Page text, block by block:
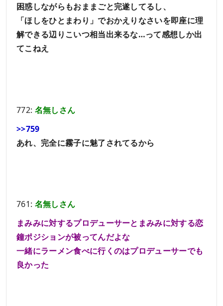
困惑しながらもおままごと完遂してるし、
「ほしをひとまわり」でおかえりなさいを即座に理
解できる辺りこいつ相当出来るな…って感想しか出
てこねえ
772: 名無しさん
>>759
あれ、完全に霧子に魅了されてるから
761: 名無しさん
まみみに対するプロデューサーとまみみに対する恋
鐘ポジションが被ってんだよな
一緒にラーメン食べに行くのはプロデューサーでも
良かった